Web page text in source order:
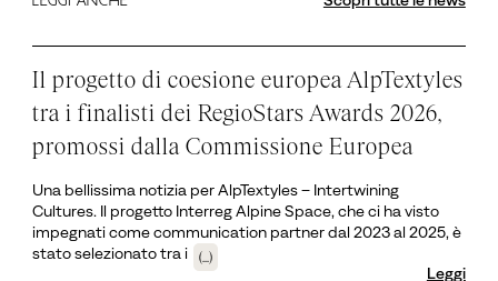
Il progetto di coesione europea AlpTextyles
tra i finalisti dei RegioStars Awards 2026,
promossi dalla Commissione Europea
Una bellissima notizia per AlpTextyles – Intertwining
Cultures. Il progetto Interreg Alpine Space, che ci ha visto
impegnati come communication partner dal 2023 al 2025, è
stato selezionato tra i
(...)
Leggi